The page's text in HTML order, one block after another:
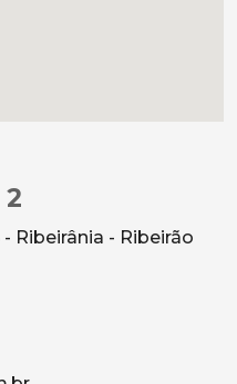
Ribeirânia - Ribeirão